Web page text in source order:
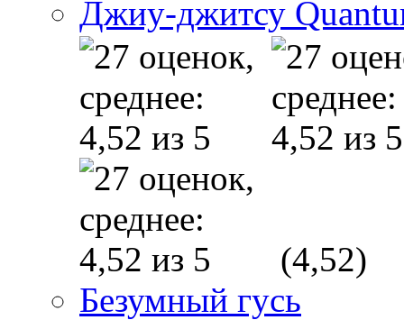
Джиу-джитсу
(4,52)
Безумный гусь